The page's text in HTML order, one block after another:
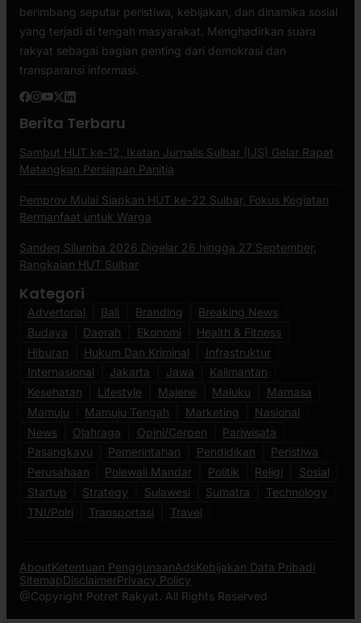
berimbang seputar peristiwa, kebijakan, dan dinamika sosial
yang terjadi di tengah masyarakat. Menghadirkan suara
rakyat sebagai bagian penting dari demokrasi dan
transparansi informasi.
Berita Terbaru
Sambut HUT ke-12, Ikatan Jurnalis Sulbar (IJS) Gelar Rapat
Matangkan Persiapan Panitia
Pemprov Mulai Siapkan HUT ke-22 Sulbar, Fokus Kegiatan
Bermanfaat untuk Warga
Sandeq Silumba 2026 Digelar 26 hingga 27 September,
Rangkaian HUT Sulbar
Kategori
Advertorial Bali Branding
Breaking News
Budaya
Daerah Ekonomi
Health & Fitness
Hiburan
Hukum Dan Kriminal
Infrastruktur
Internasional
Jakarta Jawa
Kalimantan
Kesehatan
Lifestyle Majene Maluku
Mamasa
Mamuju
Mamuju Tengah Marketing
Nasional
News
Olahraga Opini/Cerpen
Pariwisata
Pasangkayu
Pemerintahan Pendidikan
Peristiwa
Perusahaan
Polewali Mandar Politik Religi
Sosial
Startup
Strategy Sulawesi Sumatra
Technology
TNI/Polri
Transportasi Travel
AboutKetentuan PenggunaanAdsKebijakan Data Pribadi
SitemapDisclaimerPrivacy Policy
@Copyright Potret Rakyat. All Rights Reserved